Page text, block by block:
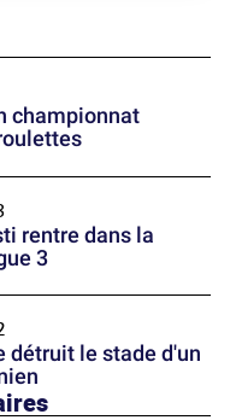
championnat
rentre dans la
3
détruit le stade d'un